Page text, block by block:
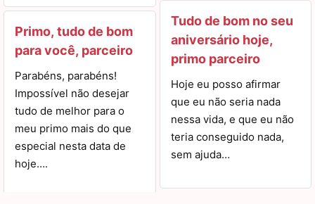
Primo, tudo de bom
para você, parceiro
Parabéns, parabéns!
Impossível não desejar
tudo de melhor para o
meu primo mais do que
especial nesta data de
hoje….
Tudo de bom no seu
aniversário hoje,
primo parceiro
Hoje eu posso afirmar
que eu não seria nada
nessa vida, e que eu não
teria conseguido nada,
sem ajuda…